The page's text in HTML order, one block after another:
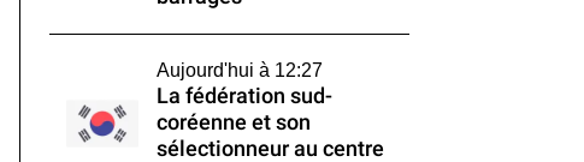
Aujourd'hui à 12:27
La fédération sud-
coréenne et son
sélectionneur au centre